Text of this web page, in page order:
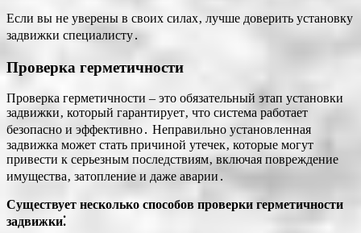
Если вы не уверены в своих силах‚ лучше доверить установку
задвижки специалисту․
Проверка герметичности
Проверка герметичности – это обязательный этап установки
задвижки‚ который гарантирует‚ что система работает
безопасно и эффективно․ Неправильно установленная
задвижка может стать причиной утечек‚ которые могут
привести к серьезным последствиям‚ включая повреждение
имущества‚ затопление и даже аварии․
Существует несколько способов проверки герметичности
задвижки⁚